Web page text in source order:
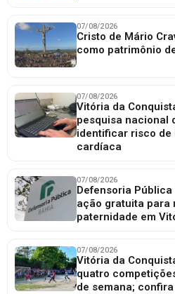
07/08/2026
Cristo de Mário
como patrimônio
07/08/2026
Vitória da
pesquisa nacional
identificar risco de
cardíaca
07/08/2026
Defensoria
ação gratuita para
paternidade em
07/08/2026
Vitória da
quatro
de semana; confira